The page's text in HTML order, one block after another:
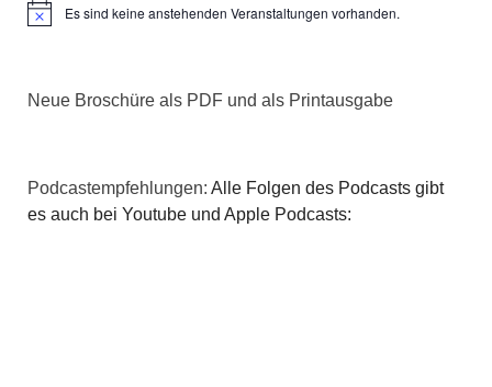
HinweisEs sind keine anstehenden Veranstaltungen vorhanden.
Neue Broschüre als PDF und als Printausgabe
Podcastempfehlungen: Alle Folgen des Podcasts gibt
es auch bei Youtube und Apple Podcasts: